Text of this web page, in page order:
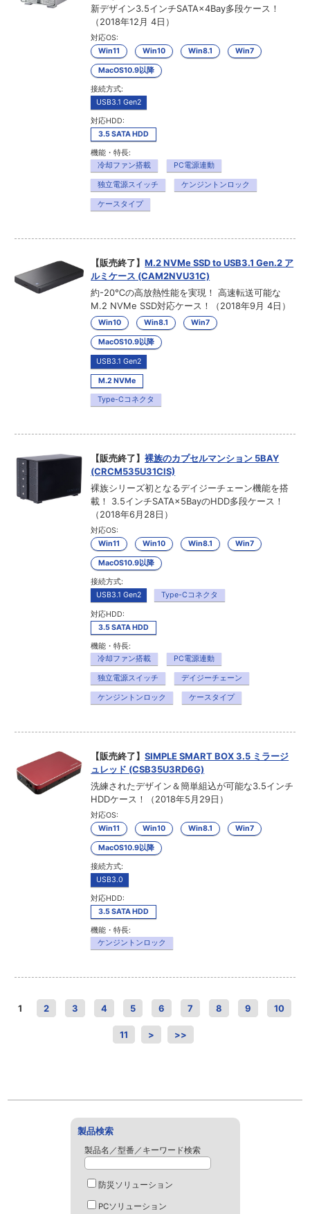
新デザイン3.5インチSATA×4Bay多段ケース！
（2018年12月 4日）
対応OS:
Win11
Win10 Win8.1 Win7
MacOS10.9以降
接続方式:
USB3.1 Gen2
対応HDD:
3.5 SATA HDD
機能・特長:
冷却ファン搭載
PC電源連動
独立電源スイッチ ケンジントンロック
ケースタイプ
【販売終了】M.2 NVMe SSD to USB3.1 Gen.2 ア
ルミケース (CAM2NVU31C)
約-20℃の高放熱性能を実現！ 高速転送可能な
M.2 NVMe SSD対応ケース！（2018年9月 4日）
Win10 Win8.1 Win7
MacOS10.9以降
USB3.1 Gen2
M.2 NVMe
Type-Cコネクタ
【販売終了】裸族のカプセルマンション 5BAY
(CRCM535U31CIS)
裸族シリーズ初となるデイジーチェーン機能を搭
載！ 3.5インチSATA×5BayのHDD多段ケース！
（2018年6月28日）
対応OS:
Win11
Win10 Win8.1 Win7
MacOS10.9以降
接続方式:
USB3.1 Gen2
Type-Cコネクタ
対応HDD:
3.5 SATA HDD
機能・特長:
冷却ファン搭載
PC電源連動
独立電源スイッチ デイジーチェーン
ケンジントンロック ケースタイプ
【販売終了】SIMPLE SMART BOX 3.5 ミラージ
ュレッド (CSB35U3RD6G)
洗練されたデザイン＆簡単組込が可能な3.5インチ
HDDケース！（2018年5月29日）
対応OS:
Win11
Win10 Win8.1 Win7
MacOS10.9以降
接続方式:
USB3.0
対応HDD:
3.5 SATA HDD
機能・特長:
ケンジントンロック
1 2 3 4 5 6 7 8 9 10
11 > >>
製品検索
製品名／型番／キーワード検索
防災ソリューション
PCソリューション